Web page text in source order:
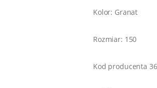
Kolor: Granat
Rozmiar: 150
Kod producenta